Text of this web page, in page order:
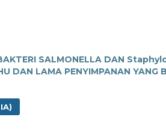
SALMONELLA DAN
DAN LAMA PENYIMPANAN YANG